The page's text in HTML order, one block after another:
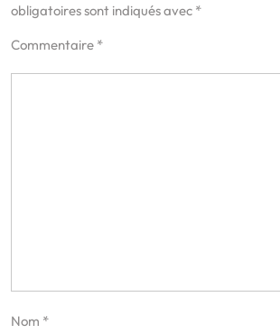
obligatoires sont indiqués avec *
Commentaire *
Nom *